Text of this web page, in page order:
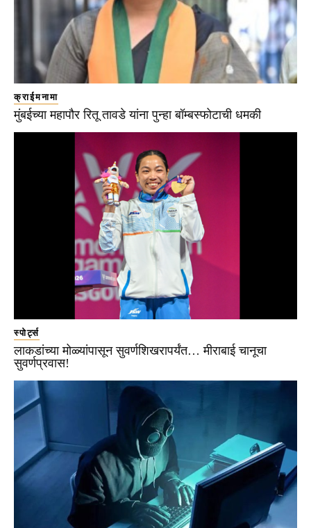
क्राईमनामा
मुंबईच्या महापौर रितू तावडे यांना पुन्हा बॉम्बस्फोटाची धमकी
स्पोर्ट्स
लाकडांच्या मोळ्यांपासून सुवर्णशिखरापर्यंत… मीराबाई चानूचा
सुवर्णप्रवास!